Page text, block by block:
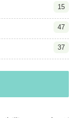
15
47
37